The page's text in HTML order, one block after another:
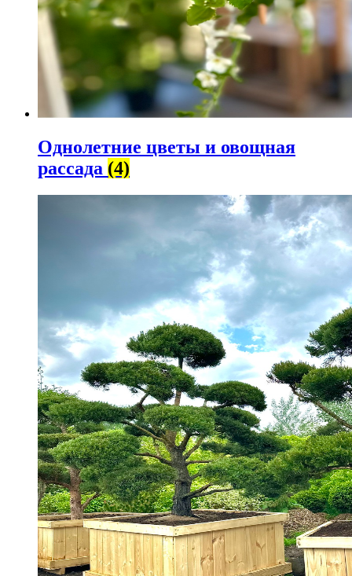
Однолетние цветы и овощная
рассада (4)